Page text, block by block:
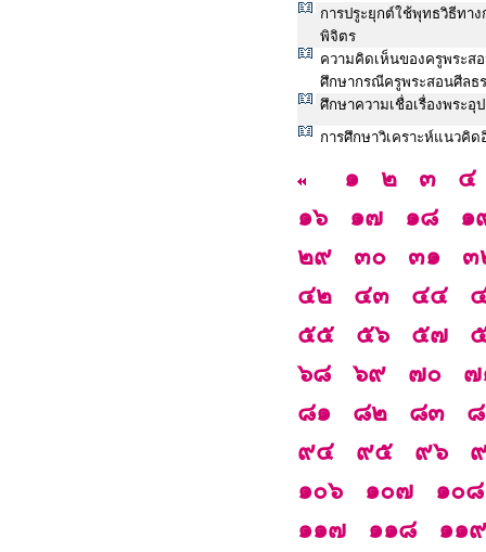
การปรูะยุกต์ใช้พุทธวิธีทา
พิจิตร
ความคิดเห็นของครูพระส
ศึกษากรณีครูพระสอนศีลธ
ศึกษาความเชื่อเรื่องพระ
การศึกษาวิเคราะห์แนวคิ
๑ ๒ ๓
๔
๑๖
๑๗ ๑๘
๑
๒๙
๓๐ ๓๑
๓
๔๒
๔๓ ๔๔
๕๕
๕๖ ๕๗
๖๘
๖๙ ๗๐
๗
๘๑
๘๒ ๘๓
๙๔
๙๕ ๙๖
๑๐๖
๑๐๗
๑๐๘
๑๑๗
๑๑๘
๑๑๙